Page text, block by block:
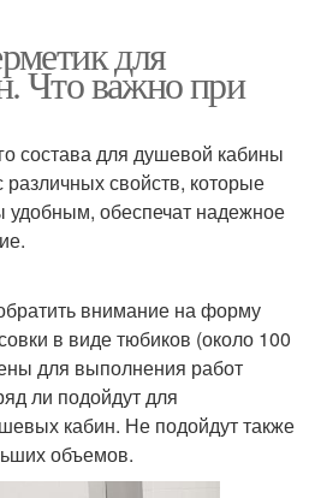
для
Что важно при
состава для душевой кабины
свойств, которые
удобным, обеспечат надежное
внимание на форму
в виде тюбиков (около 100
для выполнения работ
ли подойдут для
кабин. Не подойдут также
объемов.